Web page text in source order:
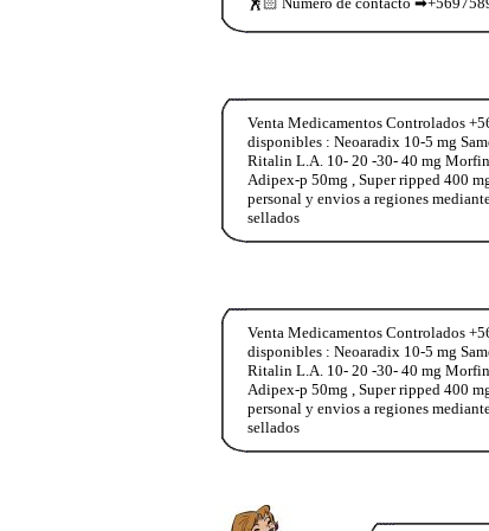
Venta Medicamentos Controlados
disponibles : Neoaradix 10-5 mg
Ritalin L.A. 10- 20 -30- 40 mg
Adipex-p 50mg , Super ripped 400
personal y envios a regiones
sellados
Venta Medicamentos Controlados
disponibles : Neoaradix 10-5 mg
Ritalin L.A. 10- 20 -30- 40 mg
Adipex-p 50mg , Super ripped 400
personal y envios a regiones
sellados